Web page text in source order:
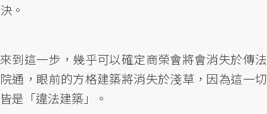
決。
來到這一步，幾乎可以確定商榮會將會消失於傳法
院通，眼前的方格建築將消失於淺草，因為這一切
皆是「違法建築」。